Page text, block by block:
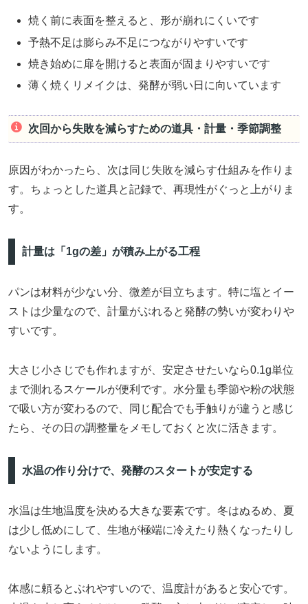
焼く前に表面を整えると、形が崩れにくいです
予熱不足は膨らみ不足につながりやすいです
焼き始めに扉を開けると表面が固まりやすいです
薄く焼くリメイクは、発酵が弱い日に向いています
次回から失敗を減らすための道具・計量・季節調整
原因がわかったら、次は同じ失敗を減らす仕組みを作りま
す。ちょっとした道具と記録で、再現性がぐっと上がりま
す。
計量は「1gの差」が積み上がる工程
パンは材料が少ない分、微差が目立ちます。特に塩とイー
ストは少量なので、計量がぶれると発酵の勢いが変わりや
すいです。
大さじ小さじでも作れますが、安定させたいなら0.1g単位
まで測れるスケールが便利です。水分量も季節や粉の状態
で吸い方が変わるので、同じ配合でも手触りが違うと感じ
たら、その日の調整量をメモしておくと次に活きます。
水温の作り分けで、発酵のスタートが安定する
水温は生地温度を決める大きな要素です。冬はぬるめ、夏
は少し低めにして、生地が極端に冷えたり熱くなったりし
ないようにします。
体感に頼るとぶれやすいので、温度計があると安心です。